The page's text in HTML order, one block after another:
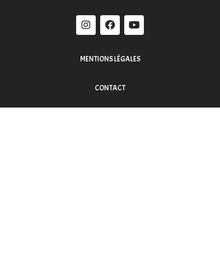
MENTIONS LÉGALES
CONTACT